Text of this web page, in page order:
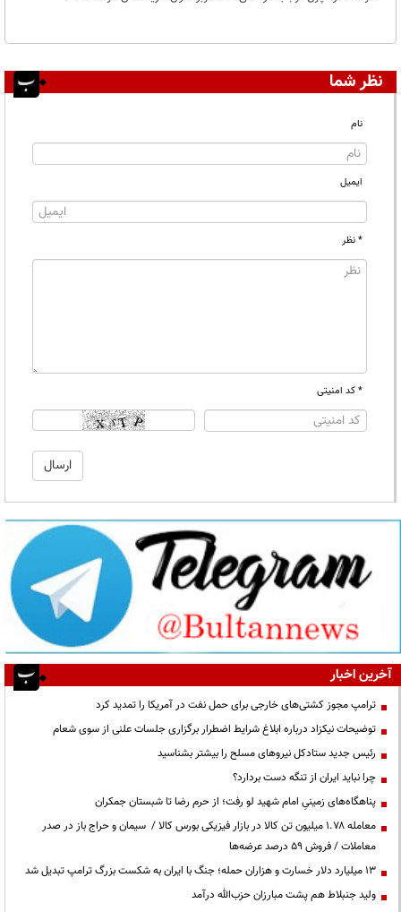
نظر شما
نام
ایمیل
* نظر
* کد امنیتی
آخرین اخبار
ترامپ مجوز کشتی‌های خارجی برای حمل نفت در آمریکا را تمدید کرد
توضیحات نیکزاد درباره ابلاغ شرایط اضطرار برگزاری جلسات علنی از سوی شعام
رئیس جدید ستادکل نیروهای مسلح را بیشتر بشناسید
چرا نباید ایران از تنگه دست بردارد؟
پناهگاه‌های زمینیِ امام شهید لو رفت؛ از حرم رضا تا شبستان جمکران
معامله ۱.۷۸ میلیون تن کالا در بازار فیزیکی بورس کالا / سیمان و حراج باز در صدر
معاملات / فروش ۵۹ درصد عرضه‌ها
۱۳ میلیارد دلار خسارت و هزاران حمله؛ جنگ با ایران به شکست بزرگ ترامپ تبدیل شد
ولید جنبلاط هم پشت مبارزان حزب‌الله درآمد